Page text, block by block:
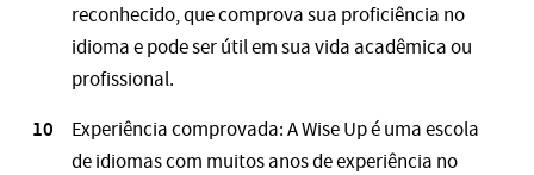
reconhecido, que comprova sua proficiência no
idioma e pode ser útil em sua vida acadêmica ou
profissional.
Experiência comprovada: A Wise Up é uma escola
de idiomas com muitos anos de experiência no